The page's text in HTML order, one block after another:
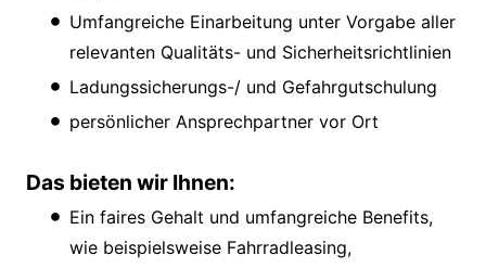
Umfangreiche Einarbeitung unter Vorgabe aller
relevanten Qualitäts- und Sicherheitsrichtlinien
Ladungssicherungs-/ und Gefahrgutschulung
persönlicher Ansprechpartner vor Ort
Das bieten wir Ihnen:
Ein faires Gehalt und umfangreiche Benefits,
wie beispielsweise Fahrradleasing,